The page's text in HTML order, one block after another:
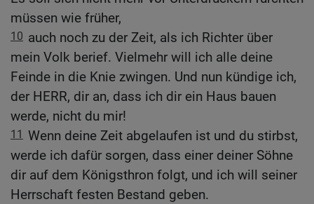
müssen wie früher,
10 auch noch zu der Zeit, als ich Richter über
mein Volk berief. Vielmehr will ich alle deine
Feinde in die Knie zwingen. Und nun kündige ich,
der HERR, dir an, dass ich dir ein Haus bauen
werde, nicht du mir!
11 Wenn deine Zeit abgelaufen ist und du stirbst,
werde ich dafür sorgen, dass einer deiner Söhne
dir auf dem Königsthron folgt, und ich will seiner
Herrschaft festen Bestand geben.